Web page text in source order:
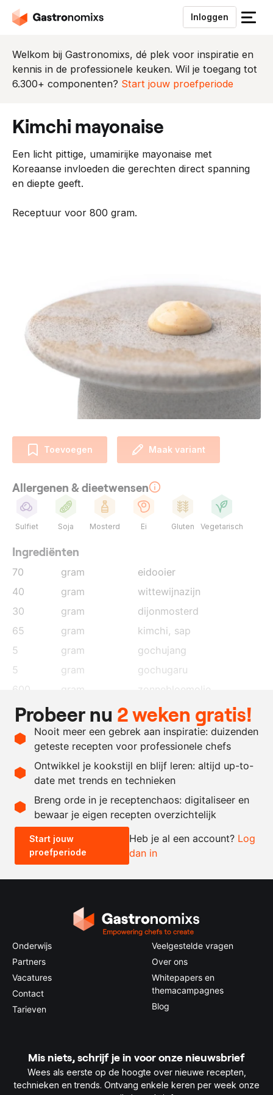
Inloggen
S
u
i
n
Welkom bij Gastronomixs, dé plek voor inspiratie en
kennis in de professionele keuken. Wil je toegang tot
6.300+ componenten? Start jouw proefperiode
kimchi mayonaise
Een licht pittige, umamirijke mayonaise met
Koreaanse invloeden die gerechten direct spanning
en diepte geeft.
Receptuur voor 800 gram.
Toevoegen Maak variant
Allergenen & dieetwensen
Sulfiet Soja Mosterd Ei Gluten Vegetarisch
Ingrediënten
70 gram
eidooier
40
gram
wittewijnazijn
30
gram
dijonmosterd
65
gram kimchi, sap
5
gram
gochujang
5
gram
gochugaru
600
gram
zonnebloemolie
naar
behoefte
zout
naar
kimchi, sap
Recept omrekenen
- +
0.5x 1x 2x
Probeer nu 2 weken gratis!
Nooit meer een gebrek aan inspiratie: duizenden
geteste recepten voor professionele chefs
Ontwikkel je kookstijl en blijf leren: altijd up-to-
date met trends en technieken
Breng orde in je receptenchaos: digitaliseer en
bewaar je eigen recepten overzichtelijk
Start jouw
proefperiode
Heb je al een account? Log
dan in
Onderwijs
Partners
Vacatures
Contact
Tarieven
Veelgestelde vragen
Over ons
Whitepapers en
themacampagnes
Blog
Mis niets, schrijf je in voor onze nieuwsbrief
Wees als eerste op de hoogte over nieuwe recepten,
technieken en trends. Ontvang enkele keren per week onze